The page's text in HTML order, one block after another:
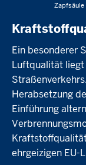
Ein besonderer
Luftqualität liegt
Herabsetzung
Einführung
ehrgeizigen EU-